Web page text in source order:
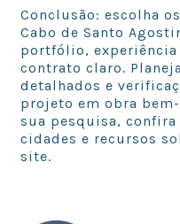
Conclusão: escolha
Cabo de Santo
portfólio,
contrato claro.
detalhados e
projeto em obra
sua pesquisa,
cidades e recursos
site.